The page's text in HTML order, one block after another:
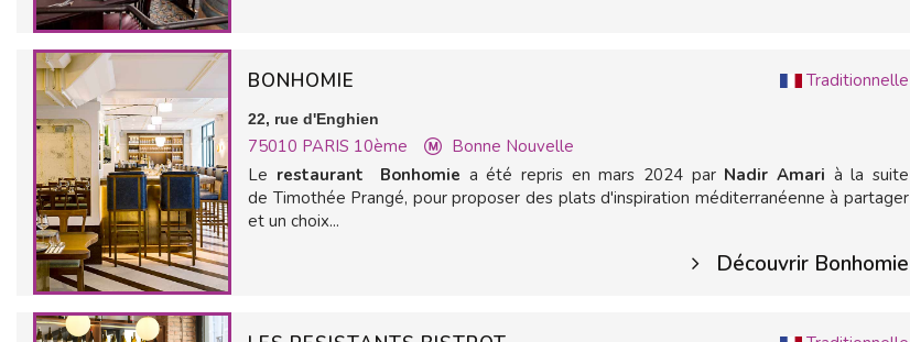
Traditionnelle
BONHOMIE
22, rue d'Enghien
75010 PARIS 10ème
Bonne Nouvelle
Le restaurant Bonhomie a été repris en mars 2024 par Nadir Amari à la suite
de Timothée Prangé, pour proposer des plats d'inspiration méditerranéenne à partager
et un choix...
Découvrir Bonhomie